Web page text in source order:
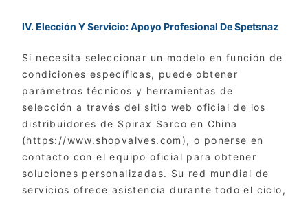
IV. Elección Y Servicio: Apoyo Profesional De Spetsnaz
Si necesita seleccionar un modelo en función de
condiciones específicas, puede obtener
parámetros técnicos y herramientas de
selección a través del sitio web oficial de los
distribuidores de Spirax Sarco en China
(https://www.shopvalves.com), o ponerse en
contacto con el equipo oficial para obtener
soluciones personalizadas. Su red mundial de
servicios ofrece asistencia durante todo el ciclo,